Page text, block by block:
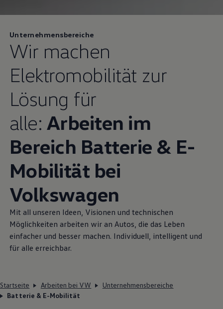
Unternehmensbereiche
Wir machen
Elektromobilität zur
Lösung für
alle: Arbeiten im
Bereich Batterie & E-
Mobilität bei
Volkswagen
Mit all unseren Ideen, Visionen und technischen
Möglichkeiten arbeiten wir an Autos, die das Leben
einfacher und besser machen. Individuell, intelligent und
für alle erreichbar.
Startseite Arbeiten bei VW
Unternehmensbereiche
Batterie & E-Mobilität